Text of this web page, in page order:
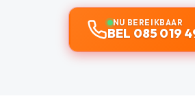
NU BEREIKBAAR
BEL 085 019